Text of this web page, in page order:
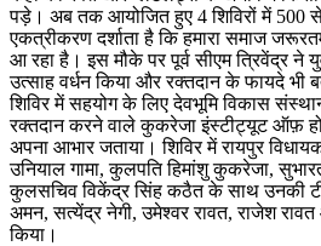
पड़े। अब तक आयोजित हुए 4 शिविरों में 500
एकत्रीकरण दर्शाता है कि हमारा समाज
आ रहा है। इस मौके पर पूर्व सीएम त्रिवेंद्र ने
उत्साह वर्धन किया और रक्तदान के फायदे भी
शिविर में सहयोग के लिए देवभूमि विकास
रक्तदान करने वाले कुकरेजा इंस्टीट्यूट ऑफ़
अपना आभार जताया। शिविर में रायपुर
उनियाल गामा, कुलपति हिमांशु कुकरेजा,
कुलसचिव विकेंद्र सिंह कठैत के साथ उनकी
अमन, सत्येंद्र नेगी, उमेश्वर रावत, राजेश
किया।